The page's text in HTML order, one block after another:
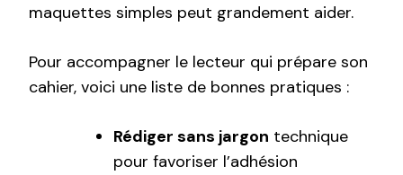
maquettes simples peut grandement aider.
Pour accompagner le lecteur qui prépare son
cahier, voici une liste de bonnes pratiques :
Rédiger sans jargon technique
pour favoriser l’adhésion